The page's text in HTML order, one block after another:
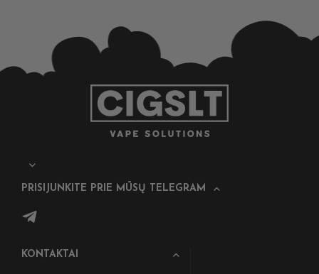
PRISIJUNKITE PRIE MŪSŲ TELEGRAM
KONTAKTAI